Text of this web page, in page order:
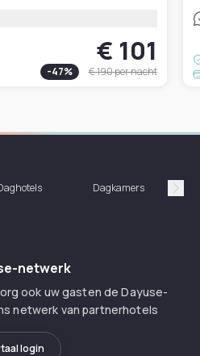
€ 101
-47% € 190per nacht
Dagkamers
netwerk
ook uw gasten de Dayuse-
netwerk van partnerhotels
login